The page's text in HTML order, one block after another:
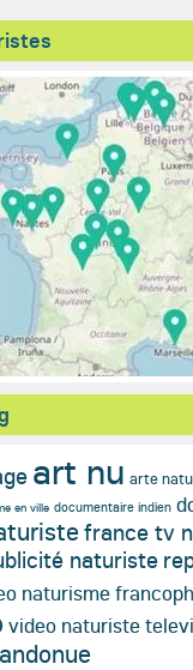
art nu arte
en ville documentaire indien
france tv
naturiste
naturisme
video naturiste